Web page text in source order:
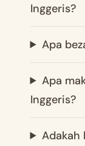
Inggeris?
Apa
Apa
Inggeris?
Adakah